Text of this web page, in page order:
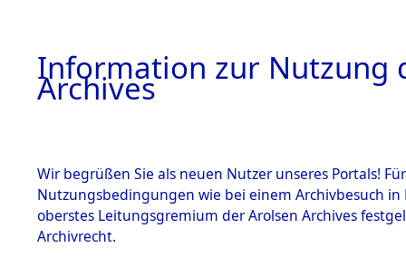
Information zur Nutzung
Archives
Wir begrüßen Sie als neuen Nutzer unseres Portals!
Nutzungsbedingungen wie bei einem Archivbesuch
oberstes Leitungsgremium der Arolsen Archives
Archivrecht.